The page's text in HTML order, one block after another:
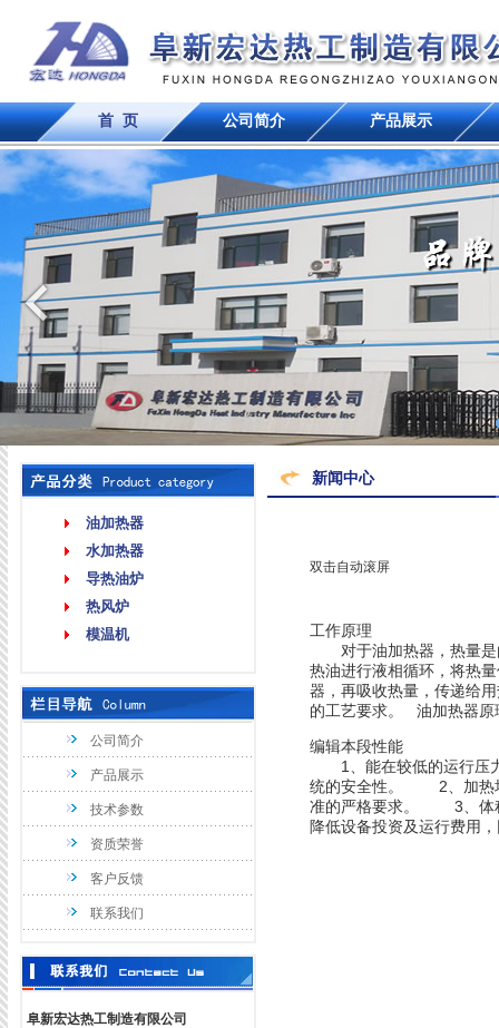
首 页 公司简介 产品展示
油加热器
水加热器
导热油炉
热风炉
模温机
公司简介
产品展示
技术参数
资质荣誉
客户反馈
联系我们
阜新宏达热工制造有限公司
新闻中心
双击自动滚屏
工作原理
对于油加热器，热量是
热油进行液相循环，将热
器，再吸收热量，传递给
的工艺要求。 油加热器原
编辑本段性能
1、能在较低的运行压力
统的安全性。 2、加热均
准的严格要求。 3、体积
降低设备投资及运行费用